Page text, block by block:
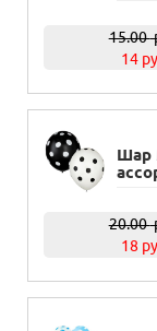
15.00
14
Шар
20.00
18